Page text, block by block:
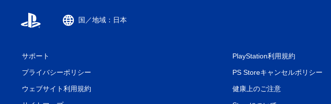
国／地域：日本
サポート
プライバシーポリシー
ウェブサイト利用規約
PlayStation利用規約
PS Storeキャンセルポリシー
健康上のご注意